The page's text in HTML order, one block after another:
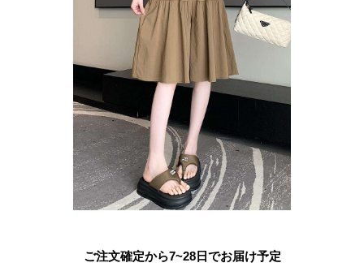
ご注文確定から7~28日でお届け予定